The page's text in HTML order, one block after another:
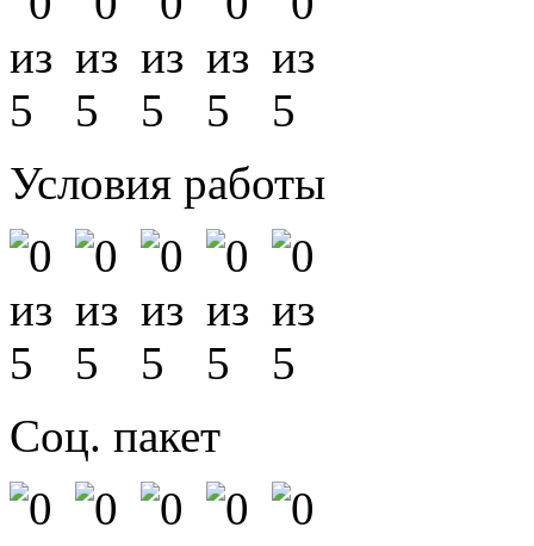
Условия работы
Соц. пакет